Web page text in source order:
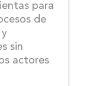
para
de
sin
actores